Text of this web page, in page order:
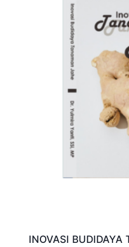
INOVASI BUDIDAYA